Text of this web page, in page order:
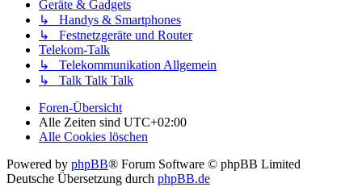
Geräte & Gadgets
↳ Handys & Smartphones
↳ Festnetzgeräte und Router
Telekom-Talk
↳ Telekommunikation Allgemein
↳ Talk Talk Talk
Foren-Übersicht
Alle Zeiten sind UTC+02:00
Alle Cookies löschen
Powered by phpBB® Forum Software © phpBB Limited
Deutsche Übersetzung durch phpBB.de